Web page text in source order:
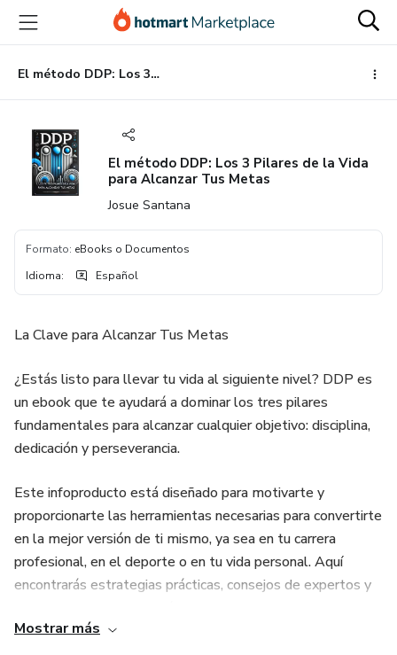
principal
página
de
página
El método DDP: Los 3 Pilares de la Vida para Alcanzar Tus Metas
El método DDP: Los 3 Pilares de la Vida
para Alcanzar Tus Metas
Josue Santana
Formato: eBooks o Documentos
Idioma: Español
La Clave para Alcanzar Tus Metas
¿Estás listo para llevar tu vida al siguiente nivel? DDP es
un ebook que te ayudará a dominar los tres pilares
fundamentales para alcanzar cualquier objetivo: disciplina,
dedicación y perseverancia.
Este infoproducto está diseñado para motivarte y
proporcionarte las herramientas necesarias para convertirte
en la mejor versión de ti mismo, ya sea en tu carrera
profesional, en el deporte o en tu vida personal. Aquí
encontrarás estrategias prácticas, consejos de expertos y
mantenerte firme en el camino hacia el éxito.
Mostrar más